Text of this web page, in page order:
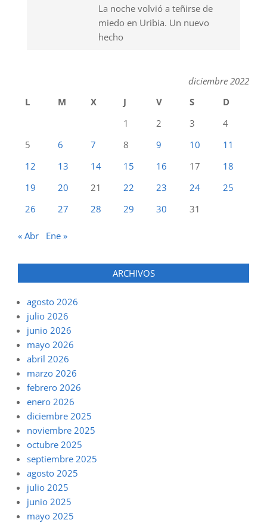
La noche volvió a teñirse de
miedo en Uribia. Un nuevo
hecho
diciembre 2022
L
M X J V S
D
1
2 3
4
5
6 7 8 9 10
11
12
13 14 15 16 17
18
19
20 21 22 23 24
25
26
27 28 29 30 31
« Abr Ene »
ARCHIVOS
agosto 2026
julio 2026
junio 2026
mayo 2026
abril 2026
marzo 2026
febrero 2026
enero 2026
diciembre 2025
noviembre 2025
octubre 2025
septiembre 2025
agosto 2025
julio 2025
junio 2025
mayo 2025